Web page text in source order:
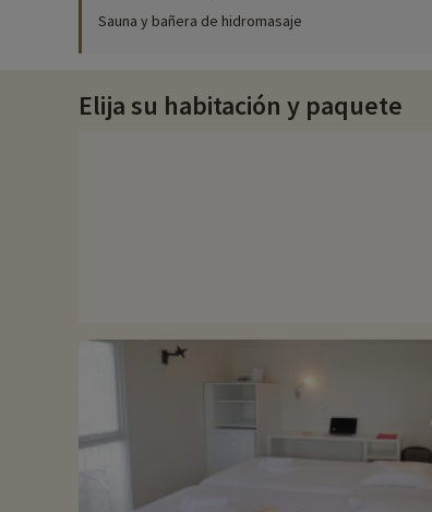
Los campings familiares son sinónimo de diversión.
para que las actividades sean lo más apropiadas
participar en juegos de aperitivo, veladas festivas,
Con su paquete de media pensión o pensión
almuerzo para llevar si va de excursión. ¿Te apetece
Saint-Denis-d'Oléron se encuentra en la costa
oportunidades para los amantes de la naturaleza y
La región también es famosa por su gastronomía,
Cada año, en Familytrip descubrimos nuevas
directamente en línea después de haber elegido su
Para más información
Sauna y bañera de hidromasaje
Elija su habitación y paquete